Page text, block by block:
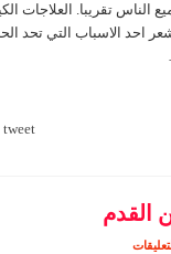
تقريبا. العلاجات
احد الاسباب التي تحد
tweet
القدم
على